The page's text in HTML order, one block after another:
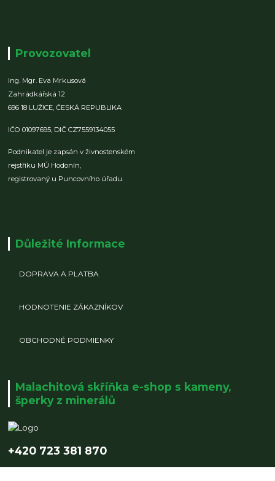
Provozovatel
Ing. Mgr. Eva Mrkusová
Zahrádkářská 12
696 18 LUŽICE,ČESKÁ REPUBLIKA
IČO 01097695, DIČ CZ7559134055
Podnikatel je zapsán v živnostenském
rejstříku MÚ Hodonín,
registrovaný u Puncovního úřadu.
Důležité Informace
DOPRAVA A PLATBA
HODNOTENIE ZÁKAZNÍKOV
OBCHODNÉ PODMIENKY
Malachitová skříňka e-shop s kameny,
šperky z minerálů
+420 723 381 870